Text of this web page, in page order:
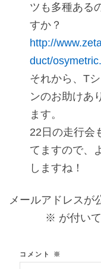
ツも多種ある
すか？
http://
duct/
それから、T
ンのお助けあ
ます。
22日の走行会
てますので、
しますね！
メールアドレスが
※ が付い
コメント ※